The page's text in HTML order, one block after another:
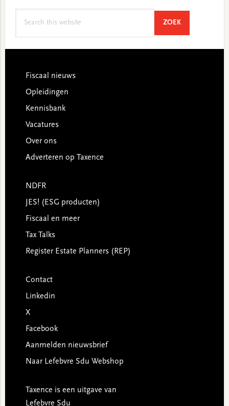
ZOEKSEARCH
Footer
Fiscaal nieuws
Opleidingen
Kennisbank
Vacatures
Over ons
Adverteren op Taxence
NDFR
JES! (ESG producten)
Fiscaal en meer
Tax Talks
Register Estate Planners (REP)
Contact
Linkedin
X
Facebook
Aanmelden nieuwsbrief
Naar Lefebvre Sdu Webshop
Taxence is een uitgave van
Lefebvre Sdu